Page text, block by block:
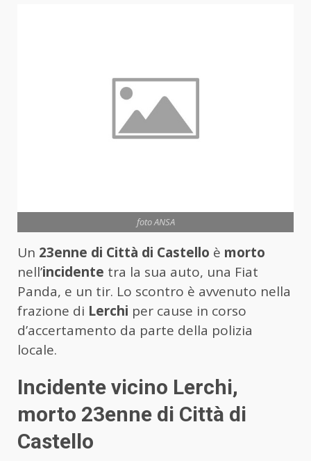
foto ANSA
Un 23enne di Città di Castello è morto
nell’incidente tra la sua auto, una Fiat
Panda, e un tir. Lo scontro è avvenuto nella
frazione di Lerchi per cause in corso
d’accertamento da parte della polizia
locale.
Incidente vicino Lerchi,
morto 23enne di Città di
Castello